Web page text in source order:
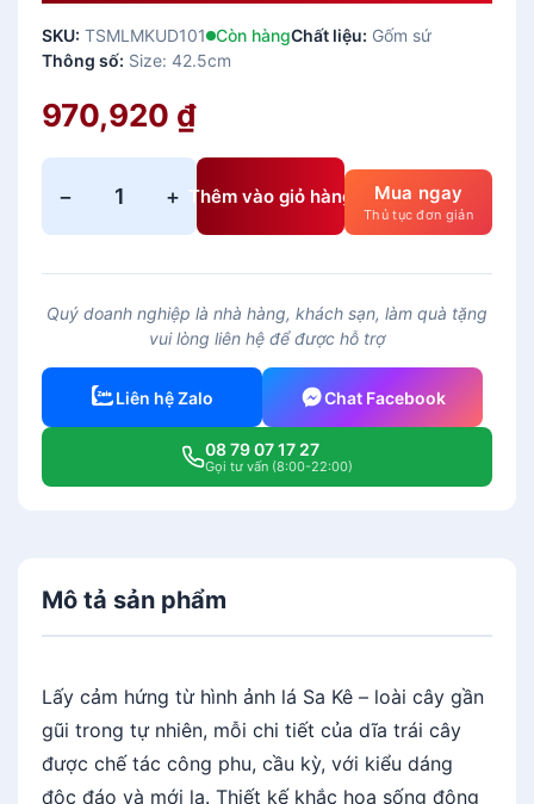
SKU: TSMLMKUD101 Còn hàngChất liệu: Gốm sứ
Thông số: Size: 42.5cm
970,920 ₫
−
ĩ
i
â
k
e
2
.
5
+ Thêm vào giỏ hàng Mua ngay
Thủ tục đơn giản
Quý doanh nghiệp là nhà hàng, khách sạn, làm quà tặng
vui lòng liên hệ để được hỗ trợ
Liên hệ Zalo Chat Facebook
08 79 07 17 27
Gọi tư vấn (8:00-22:00)
Mô tả sản phẩm
Lấy cảm hứng từ hình ảnh lá Sa Kê – loài cây gần
gũi trong tự nhiên, mỗi chi tiết của dĩa trái cây
được chế tác công phu, cầu kỳ, với kiểu dáng
độc đáo và mới lạ. Thiết kế khắc họa sống động